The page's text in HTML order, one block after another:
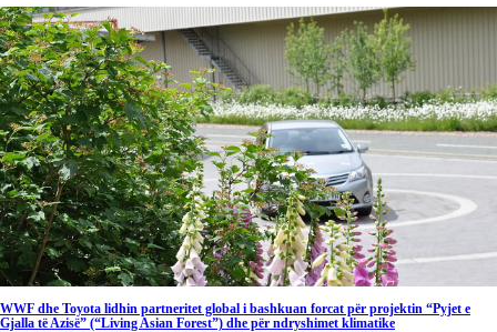
WWF dhe Toyota lidhin partneritet global i bashkuan forcat për projektin “Pyjet e
Gjalla të Azisë” (“Living Asian Forest”) dhe për ndryshimet klimatike